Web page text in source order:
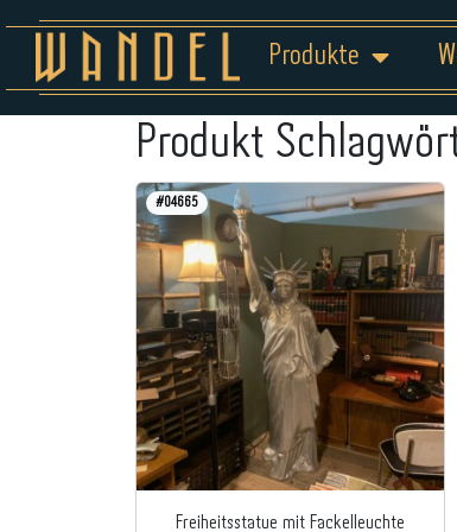
Produkte
Produkt
#04665
Freiheitsstatue mit Fackelleuchte